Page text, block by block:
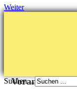
Weiter
Vorankündigung
Suchen ...